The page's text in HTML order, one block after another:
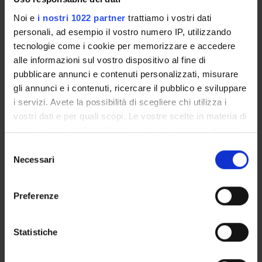
Noi e i nostri 1022 partner trattiamo i vostri dati
personali, ad esempio il vostro numero IP, utilizzando
tecnologie come i cookie per memorizzare e accedere
alle informazioni sul vostro dispositivo al fine di
pubblicare annunci e contenuti personalizzati, misurare
gli annunci e i contenuti, ricercare il pubblico e sviluppare
i servizi. Avete la possibilità di scegliere chi utilizza i
vostri dati e per quali scopi. Le vostre scelte in materia di
privacy sono applicabili solo su questa proprietà digitale
modificare o revocare il proprio consenso in qualsiasi
momento dalla Dichiarazione sui cookie o facendo clic
raccogliere informazioni sulla tua posizione
geografica, con un'approssimazione di qualche
delNecessari
Preferenze
Statistiche
ACTIVITIES
RESEARCH AREAS
RESEARCH GROUPS
SECTIONS
LIBRARIES